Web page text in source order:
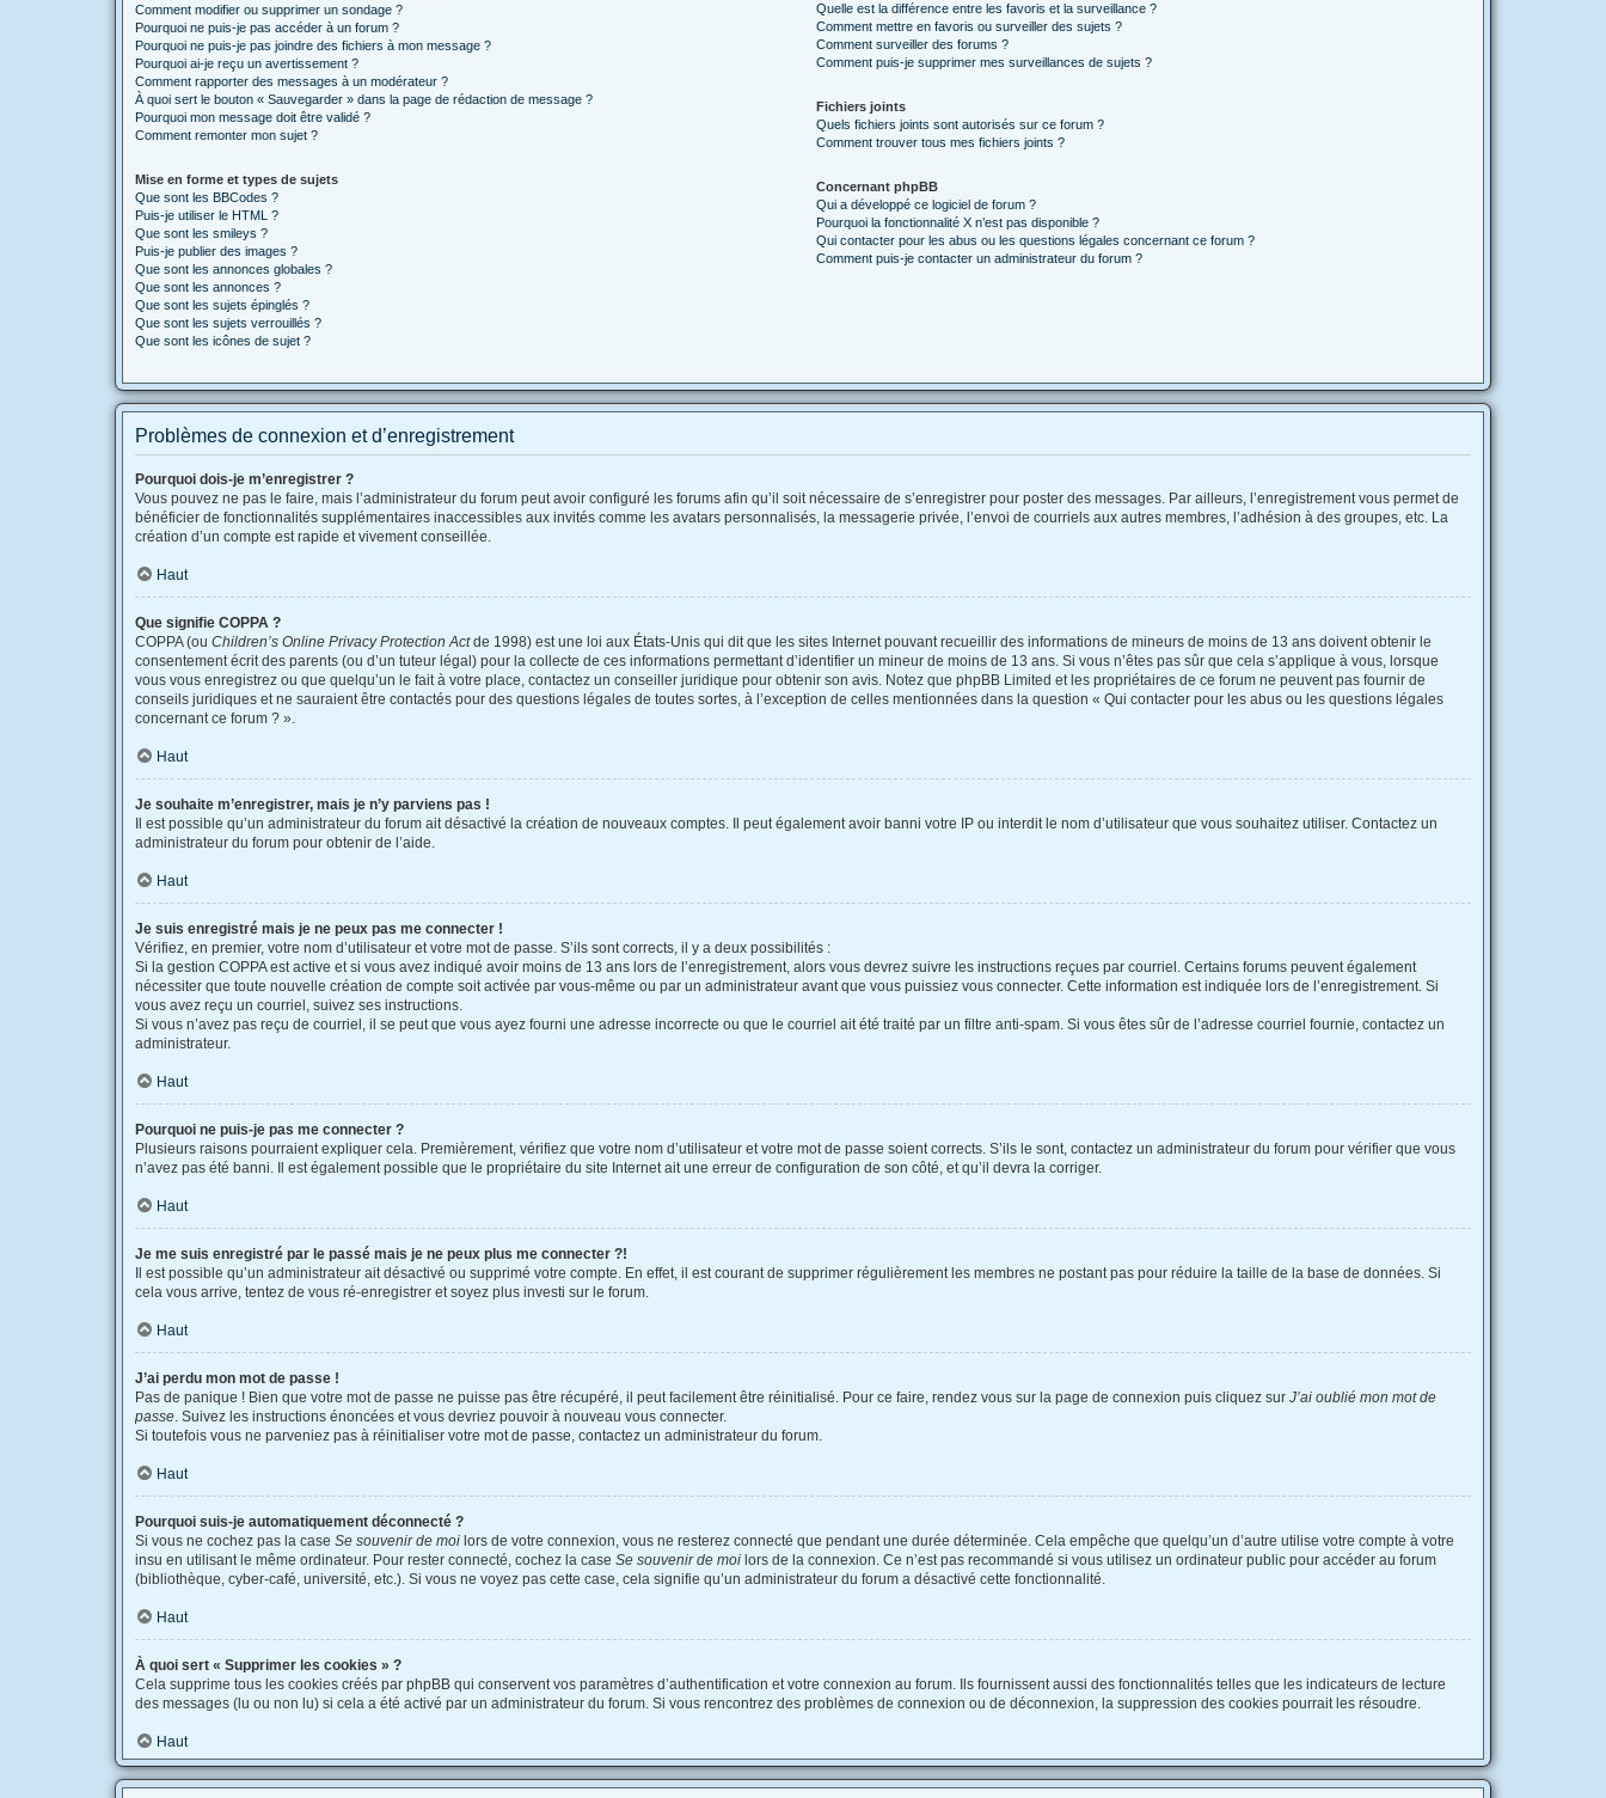
Comment modifier ou supprimer un sondage ?
Pourquoi ne puis-je pas accéder à un forum ?
Pourquoi ne puis-je pas joindre des fichiers à mon message ?
Pourquoi ai-je reçu un avertissement ?
Comment rapporter des messages à un modérateur ?
À quoi sert le bouton « Sauvegarder » dans la page de rédaction de message ?
Pourquoi mon message doit être validé ?
Comment remonter mon sujet ?
Mise en forme et types de sujets
Que sont les BBCodes ?
Puis-je utiliser le HTML ?
Que sont les smileys ?
Puis-je publier des images ?
Que sont les annonces globales ?
Que sont les annonces ?
Que sont les sujets épinglés ?
Que sont les sujets verrouillés ?
Que sont les icônes de sujet ?
Quelle est la différence entre les favoris et la surveillance ?
Comment mettre en favoris ou surveiller des sujets ?
Comment surveiller des forums ?
Comment puis-je supprimer mes surveillances de sujets ?
Fichiers joints
Quels fichiers joints sont autorisés sur ce forum ?
Comment trouver tous mes fichiers joints ?
Concernant phpBB
Qui a développé ce logiciel de forum ?
Pourquoi la fonctionnalité X n’est pas disponible ?
Qui contacter pour les abus ou les questions légales concernant ce forum ?
Comment puis-je contacter un administrateur du forum ?
Problèmes de connexion et d’enregistrement
Pourquoi dois-je m’enregistrer ?
Vous pouvez ne pas le faire, mais l’administrateur du forum peut avoir configuré les forums afin qu’il soit nécessaire de s’enregistrer pour poster des messages. Par ailleurs, l’enregistrement vous permet de
bénéficier de fonctionnalités supplémentaires inaccessibles aux invités comme les avatars personnalisés, la messagerie privée, l’envoi de courriels aux autres membres, l’adhésion à des groupes, etc. La
création d’un compte est rapide et vivement conseillée.
Haut
Que signifie COPPA ?
COPPA (ou Children’s Online Privacy Protection Actde 1998) est une loi aux États-Unis qui dit que les sites Internet pouvant recueillir des informations de mineurs de moins de 13 ans doivent obtenir le
consentement écrit des parents (ou d’un tuteur légal) pour la collecte de ces informations permettant d’identifier un mineur de moins de 13 ans. Si vous n’êtes pas sûr que cela s’applique à vous, lorsque
vous vous enregistrez ou que quelqu’un le fait à votre place, contactez un conseiller juridique pour obtenir son avis. Notez que phpBB Limited et les propriétaires de ce forum ne peuvent pas fournir de
conseils juridiques et ne sauraient être contactés pour des questions légales de toutes sortes, à l’exception de celles mentionnées dans la question « Qui contacter pour les abus ou les questions légales
concernant ce forum ? ».
Haut
Je souhaite m’enregistrer, mais je n’y parviens pas !
Il est possible qu’un administrateur du forum ait désactivé la création de nouveaux comptes. Il peut également avoir banni votre IP ou interdit le nom d’utilisateur que vous souhaitez utiliser. Contactez un
administrateur du forum pour obtenir de l’aide.
Haut
Je suis enregistré mais je ne peux pas me connecter !
Vérifiez, en premier, votre nom d’utilisateur et votre mot de passe. S’ils sont corrects, il y a deux possibilités :
Si la gestion COPPA est active et si vous avez indiqué avoir moins de 13 ans lors de l’enregistrement, alors vous devrez suivre les instructions reçues par courriel. Certains forums peuvent également
nécessiter que toute nouvelle création de compte soit activée par vous-même ou par un administrateur avant que vous puissiez vous connecter. Cette information est indiquée lors de l’enregistrement. Si
vous avez reçu un courriel, suivez ses instructions.
Si vous n’avez pas reçu de courriel, il se peut que vous ayez fourni une adresse incorrecte ou que le courriel ait été traité par un filtre anti-spam. Si vous êtes sûr de l’adresse courriel fournie, contactez un
administrateur.
Haut
Pourquoi ne puis-je pas me connecter ?
Plusieurs raisons pourraient expliquer cela. Premièrement, vérifiez que votre nom d’utilisateur et votre mot de passe soient corrects. S’ils le sont, contactez un administrateur du forum pour vérifier que vous
n’avez pas été banni. Il est également possible que le propriétaire du site Internet ait une erreur de configuration de son côté, et qu’il devra la corriger.
Haut
Je me suis enregistré par le passé mais je ne peux plus me connecter ?!
Il est possible qu’un administrateur ait désactivé ou supprimé votre compte. En effet, il est courant de supprimer régulièrement les membres ne postant pas pour réduire la taille de la base de données. Si
cela vous arrive, tentez de vous ré-enregistrer et soyez plus investi sur le forum.
Haut
J’ai perdu mon mot de passe !
Pas de panique ! Bien que votre mot de passe ne puisse pas être récupéré, il peut facilement être réinitialisé. Pour ce faire, rendez vous sur la page de connexion puis cliquez sur J’ai oublié mon mot de
passe. Suivez les instructions énoncées et vous devriez pouvoir à nouveau vous connecter.
Si toutefois vous ne parveniez pas à réinitialiser votre mot de passe, contactez un administrateur du forum.
Haut
Pourquoi suis-je automatiquement déconnecté ?
Si vous ne cochez pas la case Se souvenir de moi lors de votre connexion, vous ne resterez connecté que pendant une durée déterminée. Cela empêche que quelqu’un d’autre utilise votre compte à votre
insu en utilisant le même ordinateur. Pour rester connecté, cochez la case Se souvenir de moi lors de la connexion. Ce n’est pas recommandé si vous utilisez un ordinateur public pour accéder au forum
(bibliothèque, cyber-café, université, etc.). Si vous ne voyez pas cette case, cela signifie qu’un administrateur du forum a désactivé cette fonctionnalité.
Haut
À quoi sert « Supprimer les cookies » ?
Cela supprime tous les cookies créés par phpBB qui conservent vos paramètres d’authentification et votre connexion au forum. Ils fournissent aussi des fonctionnalités telles que les indicateurs de lecture
des messages (lu ou non lu) si cela a été activé par un administrateur du forum. Si vous rencontrez des problèmes de connexion ou de déconnexion, la suppression des cookies pourrait les résoudre.
Haut